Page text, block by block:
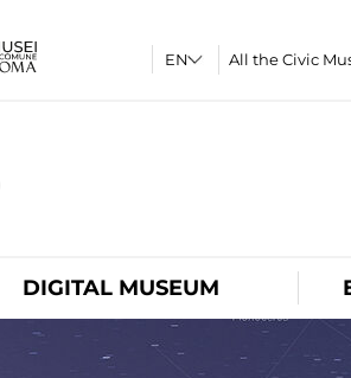
All the Civic
DIGITAL MUSEUM